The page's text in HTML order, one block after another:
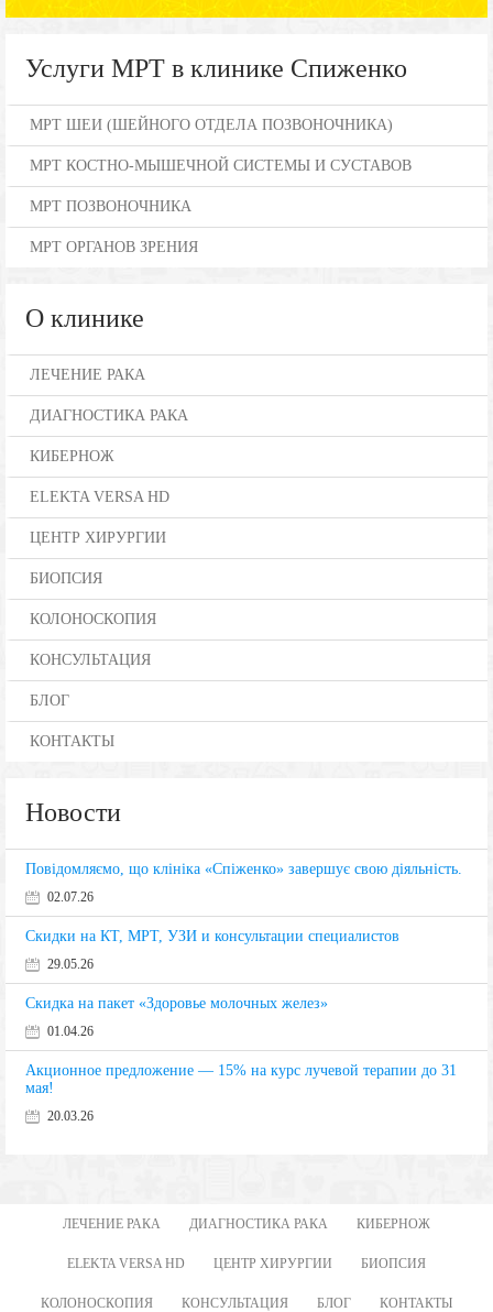
Услуги МРТ в клинике Спиженко
МРТ ШЕИ (ШЕЙНОГО ОТДЕЛА ПОЗВОНОЧНИКА)
МРТ КОСТНО-МЫШЕЧНОЙ СИСТЕМЫ И СУСТАВОВ
МРТ ПОЗВОНОЧНИКА
МРТ ОРГАНОВ ЗРЕНИЯ
О клинике
ЛЕЧЕНИЕ РАКА
ДИАГНОСТИКА РАКА
КИБЕРНОЖ
ELEKTA VERSA HD
ЦЕНТР ХИРУРГИИ
БИОПСИЯ
КОЛОНОСКОПИЯ
КОНСУЛЬТАЦИЯ
БЛОГ
КОНТАКТЫ
Новости
Повідомляємо, що клініка «Спіженко» завершує свою діяльність.
02.07.26
Скидки на КТ, МРТ, УЗИ и консультации специалистов
29.05.26
Скидка на пакет «Здоровье молочных желез»
01.04.26
Акционное предложение — 15% на курс лучевой терапии до 31
мая!
20.03.26
ЛЕЧЕНИЕ РАКА ДИАГНОСТИКА РАКА КИБЕРНОЖ
ELEKTA VERSA HD ЦЕНТР ХИРУРГИИ БИОПСИЯ
КОЛОНОСКОПИЯ КОНСУЛЬТАЦИЯ БЛОГ КОНТАКТЫ